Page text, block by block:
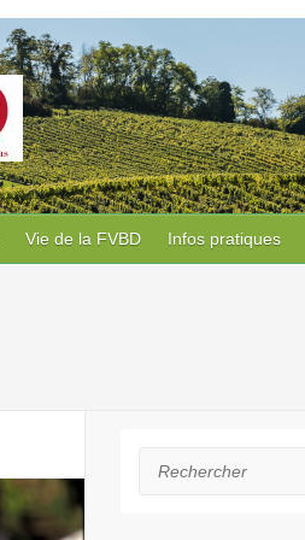
Vie de la FVBD Infos pratiques
Rechercher